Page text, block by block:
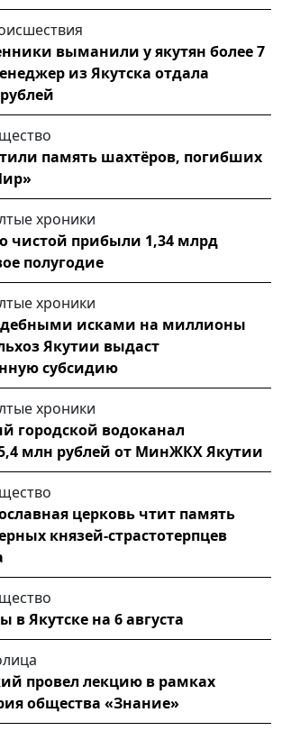
выманили у якутян более 7
из Якутска отдала
память шахтёров, погибших
хроники
чистой прибыли 1,34 млрд
полугодие
хроники
исками на миллионы
Якутии выдаст
субсидию
хроники
городской водоканал
млн рублей от МинЖКХ Якутии
церковь чтит память
князей-страстотерпцев
в Якутске на 6 августа
провел лекцию в рамках
общества «Знание»